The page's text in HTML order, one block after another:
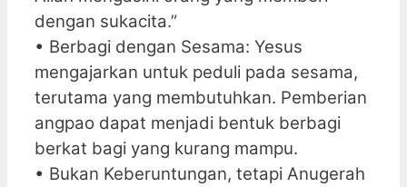
dengan sukacita.”
• Berbagi dengan Sesama: Yesus
mengajarkan untuk peduli pada sesama,
terutama yang membutuhkan. Pemberian
angpao dapat menjadi bentuk berbagi
berkat bagi yang kurang mampu.
• Bukan Keberuntungan, tetapi Anugerah